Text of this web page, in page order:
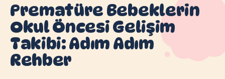
Prematüre Bebeklerin
Okul Öncesi Gelişim
Takibi: Adım Adım
Rehber